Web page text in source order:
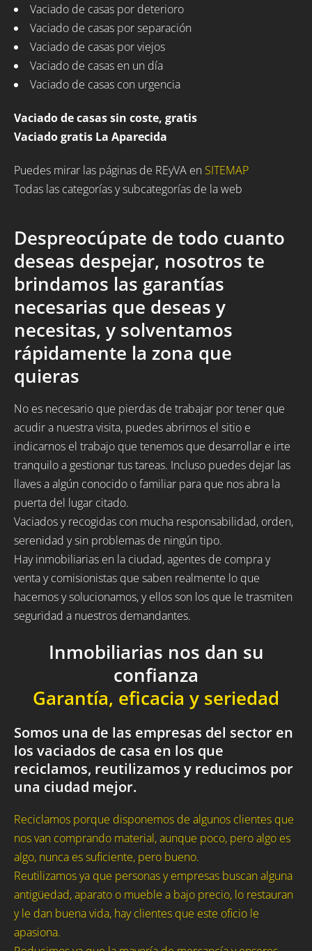
Vaciado de casas por deterioro
Vaciado de casas por separación
Vaciado de casas por viejos
Vaciado de casas en un día
Vaciado de casas con urgencia
Vaciado de casas sin coste, gratis
Vaciado gratis La Aparecida
Puedes mirar las páginas de REyVA en SITEMAP
Todas las categorías y subcategorías de la web
Despreocúpate de todo cuanto
deseas despejar, nosotros te
brindamos las garantías
necesarias que deseas y
necesitas, y solventamos
rápidamente la zona que
quieras
No es necesario que pierdas de trabajar por tener que
acudir a nuestra visita, puedes abrirnos el sitio e
indicarnos el trabajo que tenemos que desarrollar e irte
tranquilo a gestionar tus tareas. Incluso puedes dejar las
llaves a algún conocido o familiar para que nos abra la
puerta del lugar citado.
Vaciados y recogidas con mucha responsabilidad, orden,
serenidad y sin problemas de ningún tipo.
Hay inmobiliarias en la ciudad, agentes de compra y
venta y comisionistas que saben realmente lo que
hacemos y solucionamos, y ellos son los que le trasmiten
seguridad a nuestros demandantes.
Inmobiliarias nos dan su
confianza
Garantía, eficacia y seriedad
Somos una de las empresas del sector en
los vaciados de casa en los que
reciclamos, reutilizamos y reducimos por
una ciudad mejor.
Reciclamos porque disponemos de algunos clientes que
nos van comprando material, aunque poco, pero algo es
algo, nunca es suficiente, pero bueno.
Reutilizamos ya que personas y empresas buscan alguna
antigüedad, aparato o mueble a bajo precio, lo restauran
y le dan buena vida, hay clientes que este oficio le
apasiona.